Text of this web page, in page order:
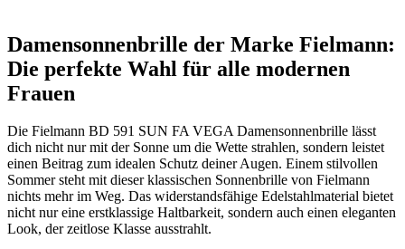
Damensonnenbrille der Marke Fielmann:
Die perfekte Wahl für alle modernen
Frauen
Die Fielmann BD 591 SUN FA VEGA Damensonnenbrille lässt
dich nicht nur mit der Sonne um die Wette strahlen, sondern leistet
einen Beitrag zum idealen Schutz deiner Augen. Einem stilvollen
Sommer steht mit dieser klassischen Sonnenbrille von Fielmann
nichts mehr im Weg. Das widerstandsfähige Edelstahlmaterial bietet
nicht nur eine erstklassige Haltbarkeit, sondern auch einen eleganten
Look, der zeitlose Klasse ausstrahlt.